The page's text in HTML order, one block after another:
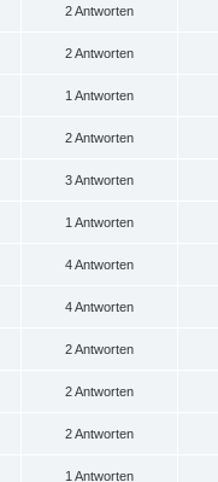
2 Antworten
2 Antworten
1 Antworten
2 Antworten
3 Antworten
1 Antworten
4 Antworten
4 Antworten
2 Antworten
2 Antworten
2 Antworten
1 Antworten